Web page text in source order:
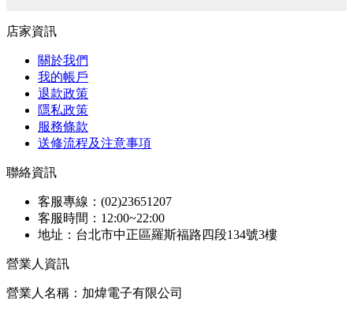
店家資訊
關於我們
我的帳戶
退款政策
隱私政策
服務條款
送修流程及注意事項
聯絡資訊
客服專線：(02)23651207
客服時間：12:00~22:00
地址：台北市中正區羅斯福路四段134號3樓
營業人資訊
營業人名稱：加煒電子有限公司